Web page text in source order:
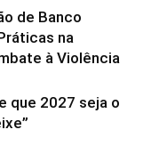
de Banco
na
à Violência
que 2027 seja o